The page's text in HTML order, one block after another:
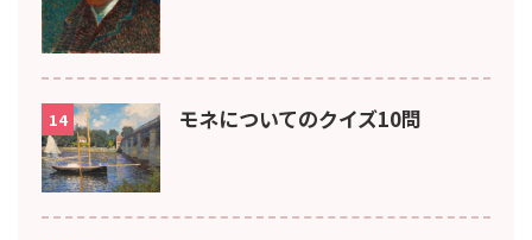
14 モネについてのクイズ10問